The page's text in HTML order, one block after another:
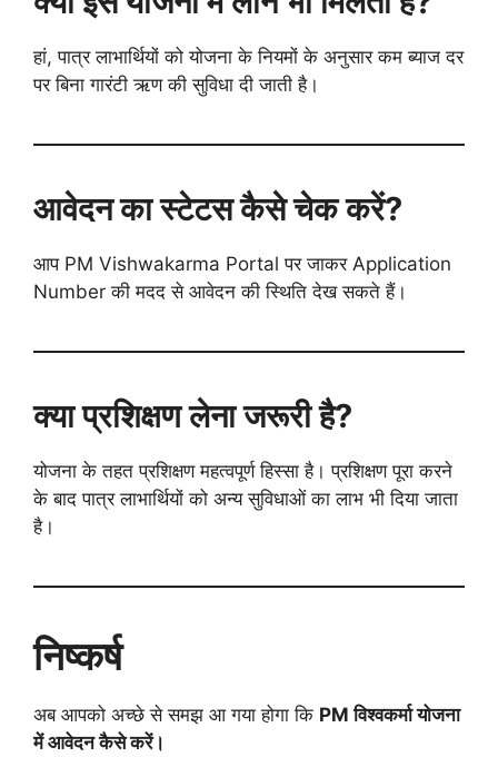
हां, पात्र लाभार्थियों को योजना के नियमों के अनुसार कम ब्याज दर
पर बिना गारंटी ऋण की सुविधा दी जाती है।
आवेदन का स्टेटस कैसे चेक करें?
आप PM Vishwakarma Portal पर जाकर Application
Number की मदद से आवेदन की स्थिति देख सकते हैं।
क्या प्रशिक्षण लेना जरूरी है?
योजना के तहत प्रशिक्षण महत्वपूर्ण हिस्सा है। प्रशिक्षण पूरा करने
के बाद पात्र लाभार्थियों को अन्य सुविधाओं का लाभ भी दिया जाता
है।
निष्कर्ष
अब आपको अच्छे से समझ आ गया होगा कि PM विश्वकर्मा योजना
में आवेदन कैसे करें।